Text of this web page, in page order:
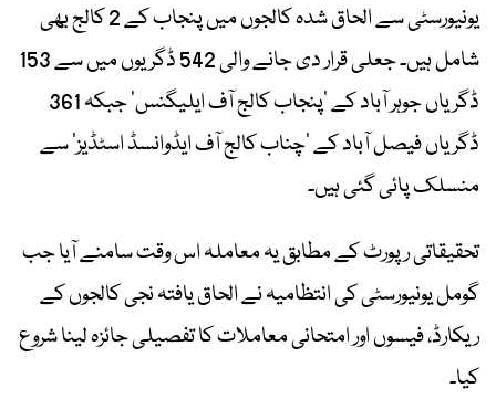
یونیورسٹی سے الحاق شدہ کالجوں میں پنجاب کے 2 کالج بھی
شامل ہیں۔ جعلی قرار دی جانے والی 542 ڈگریوں میں سے 153
ڈگریاں جوہر آباد کے ‘پنجاب کالج آف ایلیگنس’ جبکہ 361
ڈگریاں فیصل آباد کے ‘چناب کالج آف ایڈوانسڈ اسٹڈیز’ سے
منسلک پائی گئی ہیں۔
تحقیقاتی رپورٹ کے مطابق یہ معاملہ اس وقت سامنے آیا جب
گومل یونیورسٹی کی انتظامیہ نے الحاق یافتہ نجی کالجوں کے
ریکارڈ، فیسوں اور امتحانی معاملات کا تفصیلی جائزہ لینا شروع
کیا۔